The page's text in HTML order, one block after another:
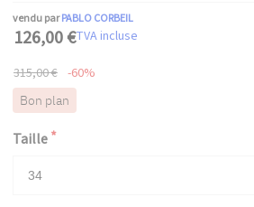
vendu parPABLO CORBEIL
126,00 €TVA incluse
315,00 € -60%
Bon plan
Taille